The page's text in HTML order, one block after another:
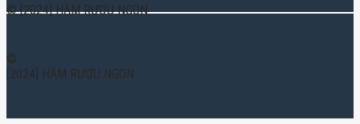
© [2024] HẦM RƯỢU NGON
©
[2024] HẦM RƯỢU NGON